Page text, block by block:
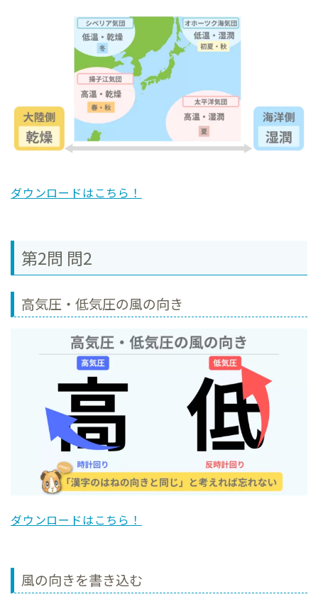
ダウンロードはこちら！
第2問 問2
高気圧・低気圧の風の向き
ダウンロードはこちら！
風の向きを書き込む